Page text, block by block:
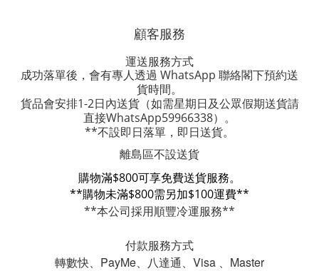
顧客服務
運送服務方式
成功落單後，會有專人透過 WhatsApp 聯絡閣下預約送
貨時間。
貨品會安排1-2日內送貨（如需星期日及公眾假期送貨請
直接WhatsApp59966338）。
**不設即日落單，即日送貨。
離島區不設送貨
購物滿$800可享免費送貨服務。
**購物未滿$800需另加$100運費**
**本公司採用順豐冷運服務**
付款服務方式
轉數快、PayMe、八達通、Visa 、Master